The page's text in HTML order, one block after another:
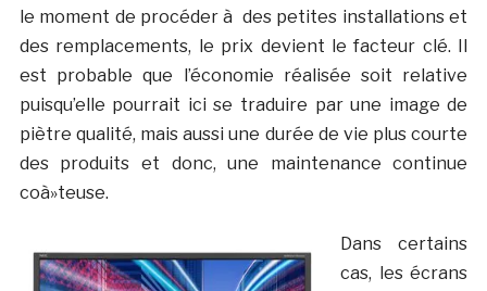
le moment de procéder à des petites installations et
des remplacements, le prix devient le facteur clé. Il
est probable que l’économie réalisée soit relative
puisqu’elle pourrait ici se traduire par une image de
piètre qualité, mais aussi une durée de vie plus courte
des produits et donc, une maintenance continue
coà»teuse.
Dans certains
cas, les écrans